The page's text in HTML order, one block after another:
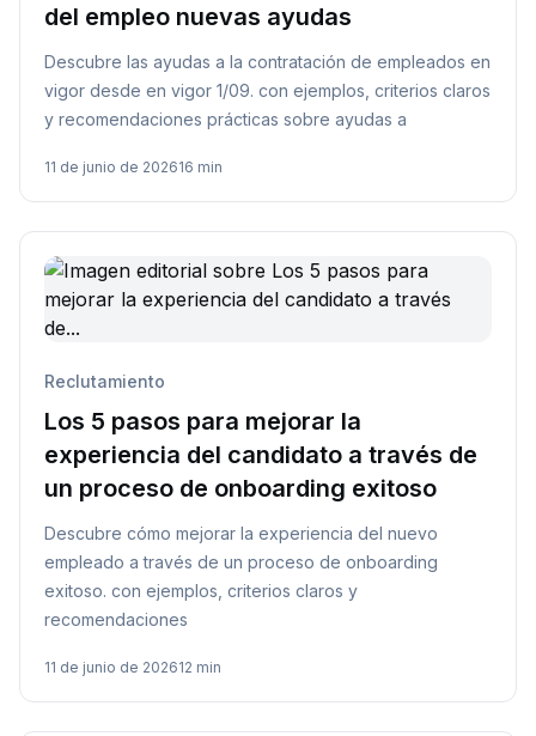
del empleo nuevas ayudas
Descubre las ayudas a la contratación de empleados en
vigor desde en vigor 1/09. con ejemplos, criterios claros
y recomendaciones prácticas sobre ayudas a
11 de junio de 202616 min
Reclutamiento
Los 5 pasos para mejorar la
experiencia del candidato a través de
un proceso de onboarding exitoso
Descubre cómo mejorar la experiencia del nuevo
empleado a través de un proceso de onboarding
exitoso. con ejemplos, criterios claros y
recomendaciones
11 de junio de 202612 min